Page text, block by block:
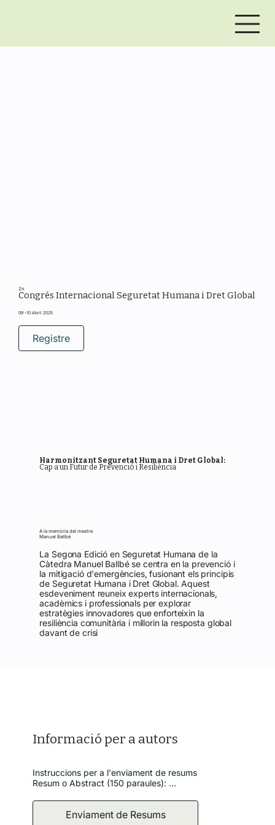
2n
Congrés Internacional Seguretat Humana i Dret Global
09 -10 Abril 2025
Registre
Harmonitzant Seguretat Humana i Dret Global:
Cap a un Futur de Prevenció i Resiliència
A la memòria del mestre
Manuel Ballbé
La Segona Edició en Seguretat Humana de la
Càtedra Manuel Ballbé se centra en la prevenció i
la mitigació d'emergències, fusionant els principis
de Seguretat Humana i Dret Global. Aquest
esdeveniment reuneix experts internacionals,
acadèmics i professionals per explorar
estratègies innovadores que enforteixin la
resiliència comunitària i millorin la resposta global
davant de crisi
Informació per a autors
Instruccions per a l'enviament de resums
Resum o Abstract (150 paraules):
desastres, marcs legals internacionals per a
emergències, tecnologies innovadores en seguretat
Enviament de Resums